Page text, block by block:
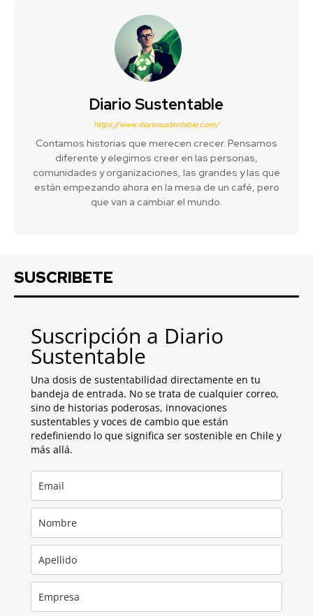
Diario Sustentable
https://www.diariosustentable.com/
Contamos historias que merecen crecer. Pensamos
diferente y elegimos creer en las personas,
comunidades y organizaciones, las grandes y las que
están empezando ahora en la mesa de un café, pero
que van a cambiar el mundo.
SUSCRIBETE
Suscripción a Diario
Sustentable
Una dosis de sustentabilidad directamente en tu
bandeja de entrada. No se trata de cualquier correo,
sino de historias poderosas, innovaciones
sustentables y voces de cambio que están
redefiniendo lo que significa ser sostenible en Chile y
más allá.